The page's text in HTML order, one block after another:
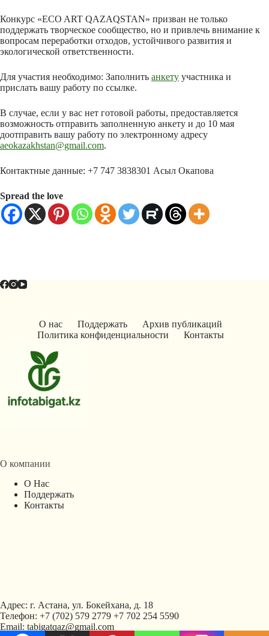
Конкурс «ECO ART QAZAQSTAN» призван не только
поддержать творческое сообщество, но и привлечь внимание к
вопросам переработки отходов, устойчивого развития и
экологической ответственности.
Для участия необходимо: Заполнить анкету участника и
прислать вашу работу по ссылке.
В случае, если у вас нет готовой работы, предоставляется
возможность отправить заполненную анкету и до 10 мая
доотправить вашу работу по электронному адресу
aeokazakhstan@gmail.com.
Контактные данные: +7 747 3838301 Асыл Окапова
Spread the love
О нас Поддержать
Архив публикаций
Политика конфиденциальности
Контакты
О компании
О Нас
Поддержать
Контакты
Адрес: г. Астана, ул. Бокейхана, д. 18
Телефон: +7 (702) 579 2779 +7 702 254 5590
Email: tabigatqaz@gmail.com